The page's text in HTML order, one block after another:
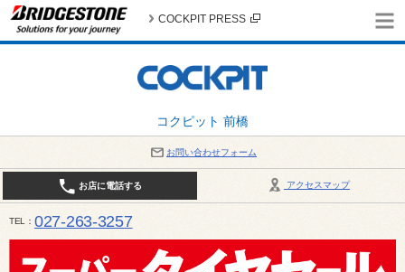
コクピット 前橋
COCKPIT PRESS
お問い合わせフォーム
アクセスマップ
お店に電話する
TEL 027-263-3257
10:00～19:00 / 定休日：8月の店休日 4日(火)、5日(水)、12日(水)〜16日(日)、18日(火)、19日(水)